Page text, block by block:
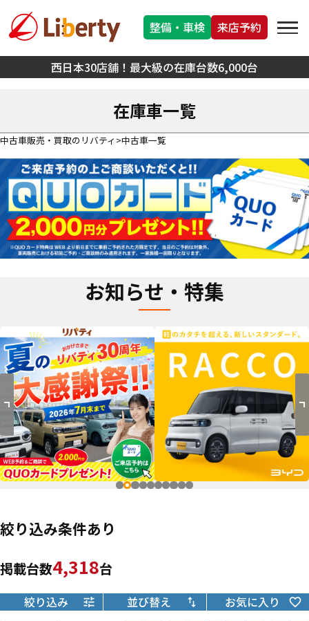
西日本30店舗！最大級の在庫台数6,000台
整備・車検 来店予約
在庫車一覧
中古車販売・買取のリバティ 中古車一覧
お知らせ・特集
絞り込み条件あり
掲載台数4,318台
絞り込み 並び替え お気に入り